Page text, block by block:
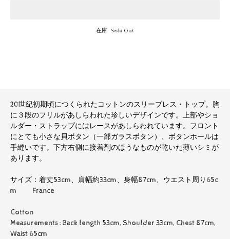
在庫 Sold Out
20世紀初期頃につくられたコットンのスリーブレス・トップ。胸
に３段のフリルがあしらわれた珍しいデザインです。上部やショ
ルダー・ストラップにはレースがあしらわれています。フロント
にとても小さな貝ボタン（一部ガラスボタン）、ボタンホールは
手縫いです。下方右側に接着剤のほうなものが乾いた薄いシミが
あります。
サイズ：着丈53cm、肩幅約33cm、身幅87cm、ウエスト周り65c
m France
Cotton
Measurements : Back length 53cm, Shoulder 33cm, Chest 87cm,
Waist 65cm